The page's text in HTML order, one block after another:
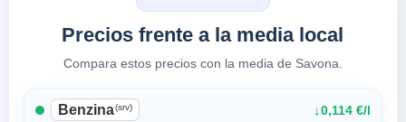
Precios frente a la media local
Compara estos precios con la media de Savona.
Benzina(srv) ↓0,114 €/l